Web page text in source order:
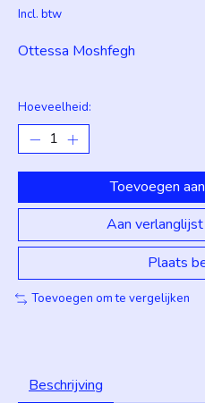
Incl. btw
Ottessa Moshfegh
Hoeveelheid:
Toevoegen
Aan
Plaats
Toevoegen om te vergelijken
Beschrijving